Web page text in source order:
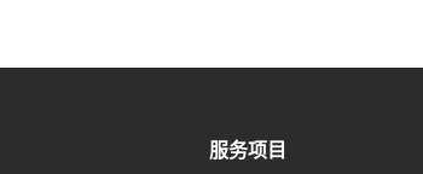
服务项目